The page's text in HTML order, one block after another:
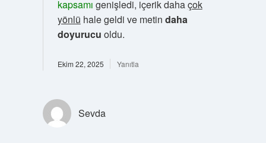
kapsamı genişledi, içerik dahaçok
yönlü hale geldi ve metin daha
doyurucu oldu.
Ekim 22, 2025 Yanıtla
Sevda